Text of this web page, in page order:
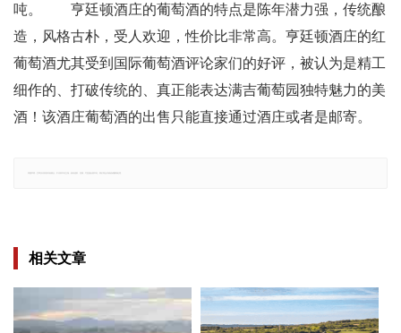
吨。 亨廷顿酒庄的葡萄酒的特点是陈年潜力强，传统酿
造，风格古朴，受人欢迎，性价比非常高。亨廷顿酒庄的红
葡萄酒尤其受到国际葡萄酒评论家们的好评，被认为是精工
细作的、打破传统的、真正能表达满吉葡萄园独特魅力的美
酒！该酒庄葡萄酒的出售只能直接通过酒庄或者是邮寄。
相关文章